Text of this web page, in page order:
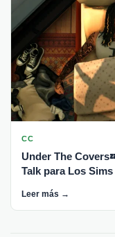
CC
Under The
Talk para Los Sims
Leer más →